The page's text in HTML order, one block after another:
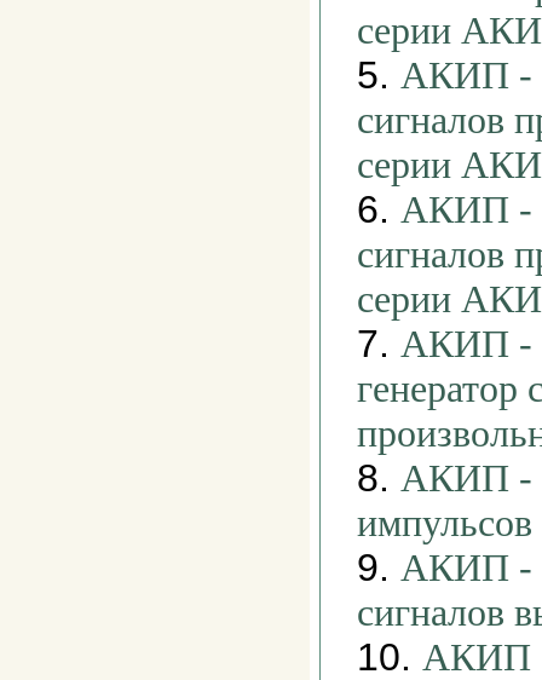
серии
5. АКИП -
сигналов
серии
6. АКИП -
сигналов
серии
7. АКИП -
генератор
8. АКИП -
импульсов
9. АКИП -
сигналов
10. АКИП -